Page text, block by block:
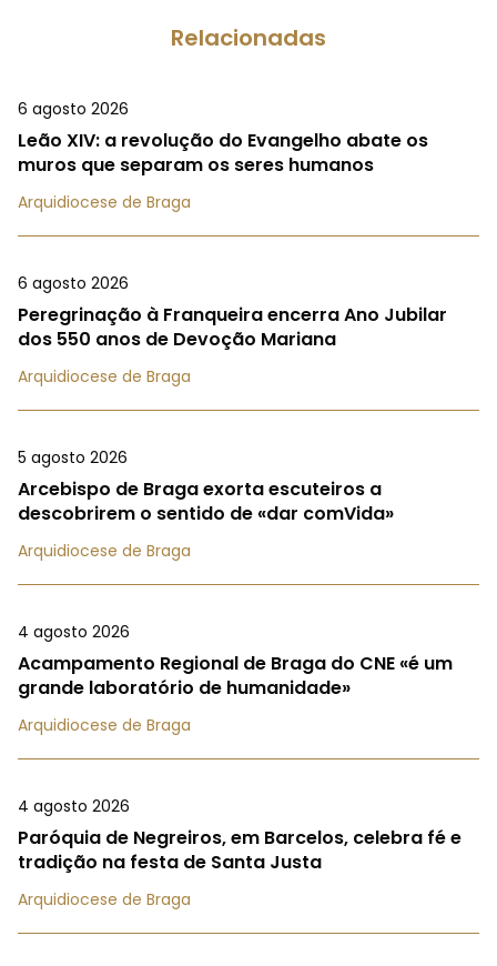
Relacionadas
6 agosto 2026
Leão XIV: a revolução do Evangelho abate os
muros que separam os seres humanos
Arquidiocese de Braga
6 agosto 2026
Peregrinação à Franqueira encerra Ano Jubilar
dos 550 anos de Devoção Mariana
Arquidiocese de Braga
5 agosto 2026
Arcebispo de Braga exorta escuteiros a
descobrirem o sentido de «dar comVida»
Arquidiocese de Braga
4 agosto 2026
Acampamento Regional de Braga do CNE «é um
grande laboratório de humanidade»
Arquidiocese de Braga
4 agosto 2026
Paróquia de Negreiros, em Barcelos, celebra fé e
tradição na festa de Santa Justa
Arquidiocese de Braga